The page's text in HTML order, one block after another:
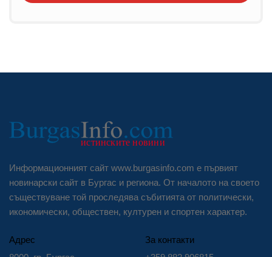
Информационният сайт www.burgasinfo.com е първият
новинарски сайт в Бургас и региона. От началото на своето
съществуване той проследява събитията от политически,
икономически, обществен, културен и спортен характер.
Адрес
За контакти